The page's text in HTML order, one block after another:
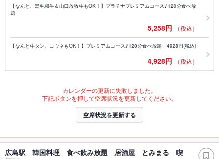
【なんと、黒毛和牛＆山口放牧牛もOK！】プラチナプレミアムコース♪120分食べ放
題
5,258円 （税込）
【なんと牛タン、コウネもOK！】プレミアムコース♪120分食べ放題 4928円(税込)
4,928円 （税込）
カレンダーの更新に失敗しました。
下記ボタンを押して空席状況を更新してください。
空席状況を更新する
広島駅 韓国料理 食べ飲み放題 居酒屋 とみまる 喫